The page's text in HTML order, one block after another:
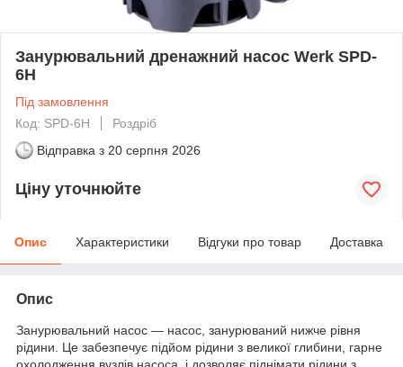
Занурювальний дренажний насос Werk SPD-
6H
Під замовлення
Код: SPD-6H
Роздріб
Відправка з 20 серпня 2026
Ціну уточнюйте
Опис Характеристики Відгуки про товар Доставка
Опис
Занурювальний насос — насос, занурюваний нижче рівня
рідини. Це забезпечує підйом рідини з великої глибини, гарне
охолодження вузлів насоса, і дозволяє піднімати рідини з